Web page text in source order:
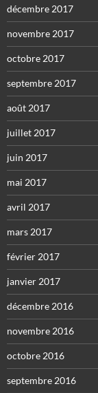
décembre 2017
novembre 2017
octobre 2017
septembre 2017
août 2017
juillet 2017
juin 2017
mai 2017
avril 2017
mars 2017
février 2017
janvier 2017
décembre 2016
novembre 2016
octobre 2016
septembre 2016